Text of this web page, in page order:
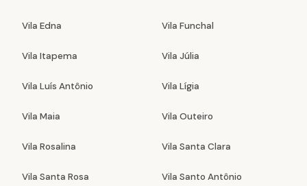
Vila Edna Vila Funchal
Vila Itapema Vila Júlia
Vila Luís Antônio Vila Lígia
Vila Maia Vila Outeiro
Vila Rosalina Vila Santa Clara
Vila Santa Rosa Vila Santo Antônio